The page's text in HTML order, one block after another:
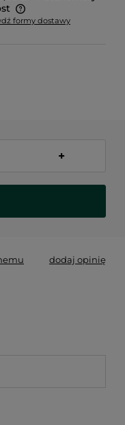
płatności
formy dostawy
+
dodaj opinię